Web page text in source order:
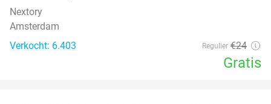
Nextory
Amsterdam
Verkocht: 6.403
Regulier €24
Gratis